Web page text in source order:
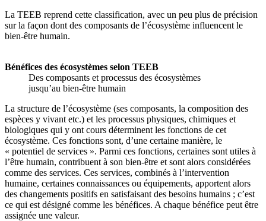
La TEEB reprend cette classification, avec un peu plus de précision
sur la façon dont des composants de l’écosystème influencent le
bien-être humain.
Bénéfices des écosystèmes selon TEEB
Des composants et processus des écosystèmes
jusqu’au bien-être humain
La structure de l’écosystème (ses composants, la composition des
espèces y vivant etc.) et les processus physiques, chimiques et
biologiques qui y ont cours déterminent les fonctions de cet
écosystème. Ces fonctions sont, d’une certaine manière, le
« potentiel de services ». Parmi ces fonctions, certaines sont utiles à
l’être humain, contribuent à son bien-être et sont alors considérées
comme des services. Ces services, combinés à l’intervention
humaine, certaines connaissances ou équipements, apportent alors
des changements positifs en satisfaisant des besoins humains ; c’est
ce qui est désigné comme les bénéfices. A chaque bénéfice peut être
assignée une valeur.